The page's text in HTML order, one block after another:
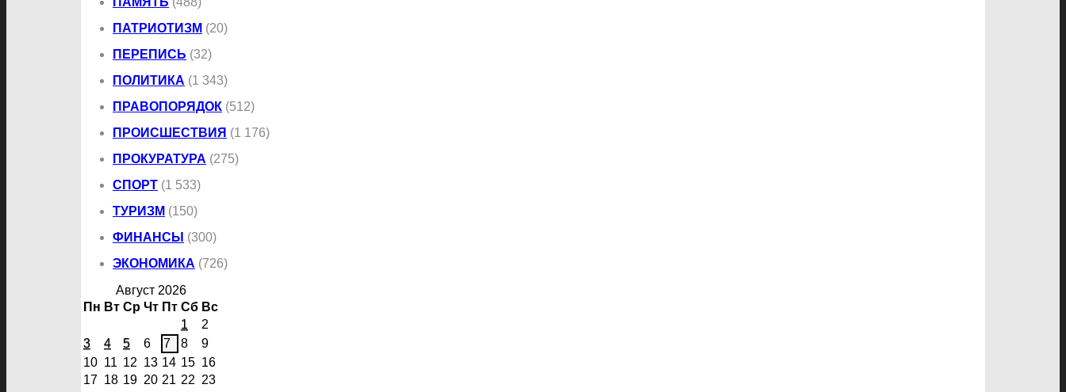
ПАТРИОТИЗМ (20)
ПЕРЕПИСЬ (32)
ПОЛИТИКА (1 343)
ПРАВОПОРЯДОК (512)
ПРОИСШЕСТВИЯ (1 176)
ПРОКУРАТУРА (275)
СПОРТ (1 533)
ТУРИЗМ (150)
ФИНАНСЫ (300)
ЭКОНОМИКА (726)
Август 2026
Пн Вт Ср Чт Пт Сб Вс
1
2
3
4 5 6 7 8
9
10 11 12 13 14 15 16
17 18 19 20 21 22 23